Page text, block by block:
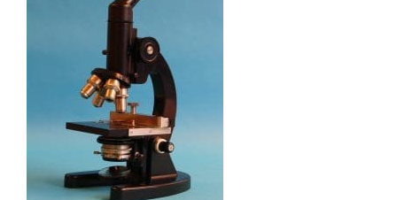
Culpeper (ca. 1735)
Cuff (ca. 1745)
volgens Culpeper (1750-1780)
‘Jones’ most improved type’ (1800-1830)